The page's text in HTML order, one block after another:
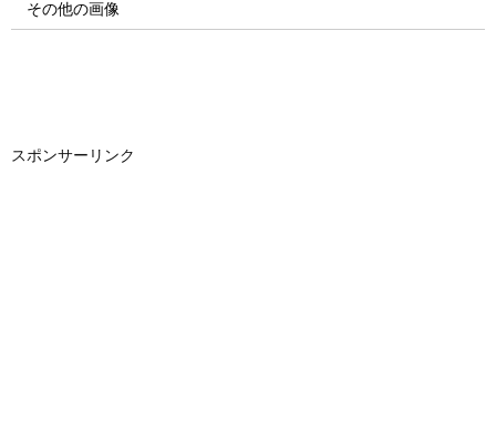
その他の画像
スポンサーリンク